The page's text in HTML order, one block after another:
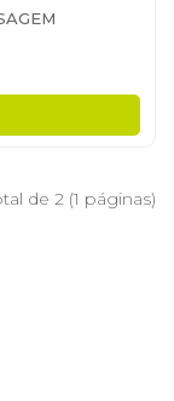
de 2 (1 páginas)